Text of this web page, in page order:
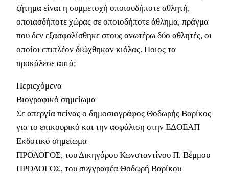
ζήτημα είναι η συμμετοχή οποιουδήποτε αθλητή,
οποιασδήποτε χώρας σε οποιοδήποτε άθλημα, πράγμα
που δεν εξασφαλίσθηκε στους ανωτέρω δύο αθλητές, οι
οποίοι επιπλέον διώχθηκαν κιόλας. Ποιος τα
προκάλεσε αυτά;
Περιεχόμενα
Βιογραφικό σημείωμα
Σε απεργία πείνας ο δημοσιογράφος Θοδωρής Βαρίκος
για το επικουρικό και την ασφάλιση στην ΕΔΟΕΑΠ
Εκδοτικό σημείωμα
ΠΡΟΛΟΓΟΣ, του Δικηγόρου Κωνσταντίνου Π. Βέμμου
ΠΡΟΛΟΓΟΣ, του συγγραφέα Θοδωρή Βαρίκου